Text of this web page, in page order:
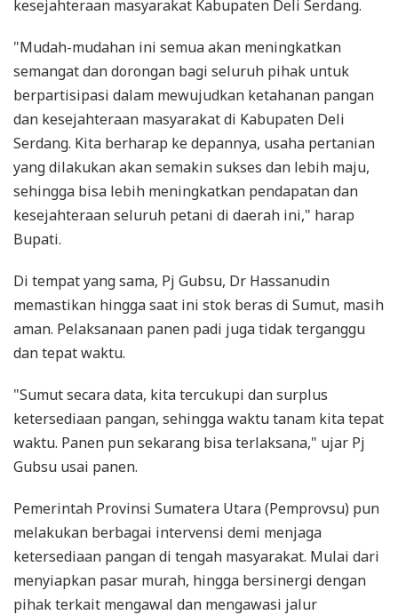
kesejahteraan masyarakat Kabupaten Deli Serdang.
"Mudah-mudahan ini semua akan meningkatkan
semangat dan dorongan bagi seluruh pihak untuk
berpartisipasi dalam mewujudkan ketahanan pangan
dan kesejahteraan masyarakat di Kabupaten Deli
Serdang. Kita berharap ke depannya, usaha pertanian
yang dilakukan akan semakin sukses dan lebih maju,
sehingga bisa lebih meningkatkan pendapatan dan
kesejahteraan seluruh petani di daerah ini," harap
Bupati.
Di tempat yang sama, Pj Gubsu, Dr Hassanudin
memastikan hingga saat ini stok beras di Sumut, masih
aman. Pelaksanaan panen padi juga tidak terganggu
dan tepat waktu.
"Sumut secara data, kita tercukupi dan surplus
ketersediaan pangan, sehingga waktu tanam kita tepat
waktu. Panen pun sekarang bisa terlaksana," ujar Pj
Gubsu usai panen.
Pemerintah Provinsi Sumatera Utara (Pemprovsu) pun
melakukan berbagai intervensi demi menjaga
ketersediaan pangan di tengah masyarakat. Mulai dari
menyiapkan pasar murah, hingga bersinergi dengan
pihak terkait mengawal dan mengawasi jalur